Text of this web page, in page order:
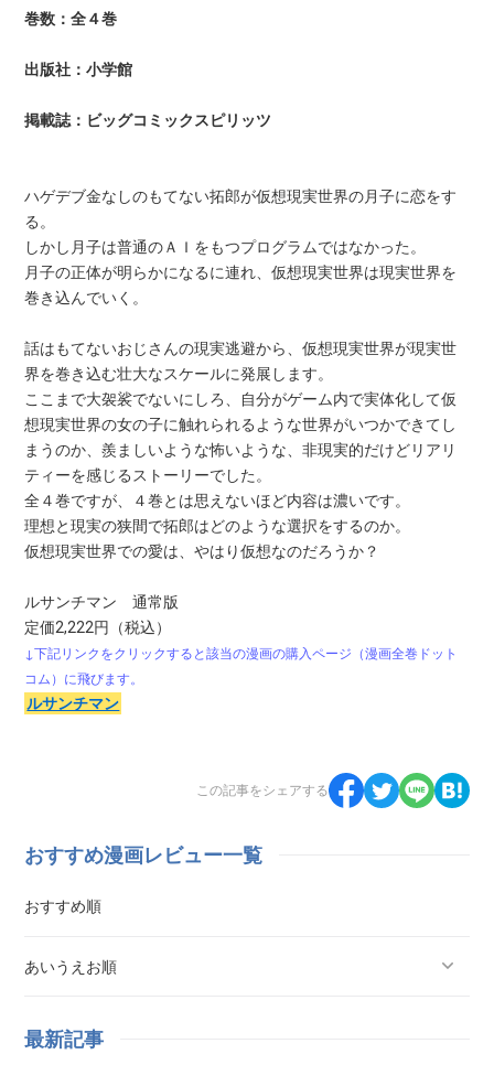
巻数：全４巻
出版社：小学館
掲載誌：ビッグコミックスピリッツ
ハゲデブ金なしのもてない拓郎が仮想現実世界の月子に恋をす
る。
しかし月子は普通のＡＩをもつプログラムではなかった。
月子の正体が明らかになるに連れ、仮想現実世界は現実世界を
巻き込んでいく。
話はもてないおじさんの現実逃避から、仮想現実世界が現実世
界を巻き込む壮大なスケールに発展します。
ここまで大袈裟でないにしろ、自分がゲーム内で実体化して仮
想現実世界の女の子に触れられるような世界がいつかできてし
まうのか、羨ましいような怖いような、非現実的だけどリアリ
ティーを感じるストーリーでした。
全４巻ですが、４巻とは思えないほど内容は濃いです。
理想と現実の狭間で拓郎はどのような選択をするのか。
仮想現実世界での愛は、やはり仮想なのだろうか？
ルサンチマン 通常版
定価2,222円（税込）
↓下記リンクをクリックすると該当の漫画の購入ページ（漫画全巻ドット
コム）に飛びます。
ルサンチマン
この記事をシェアする
おすすめ漫画レビュー一覧
おすすめ順
あいうえお順
ああ探偵事務所
最新記事